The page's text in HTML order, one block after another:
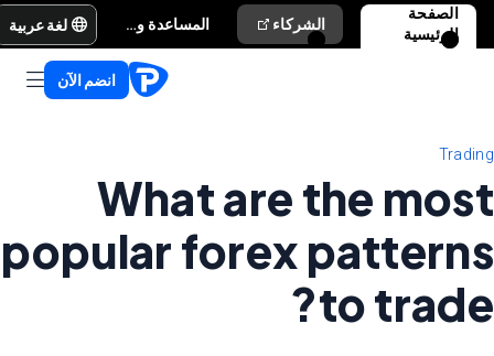
الصفحة
الرئيسية
الشركاء المساعدة والدعم لغة عربية
انضم الآن
Trading
What are the most
popular forex patterns
to trade?